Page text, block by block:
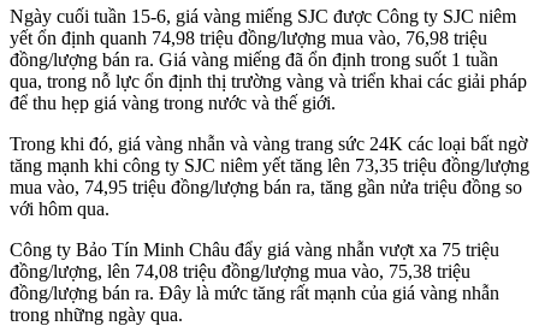
Ngày cuối tuần 15-6, giá vàng miếng SJC được Công ty SJC niêm
yết ổn định quanh 74,98 triệu đồng/lượng mua vào, 76,98 triệu
đồng/lượng bán ra. Giá vàng miếng đã ổn định trong suốt 1 tuần
qua, trong nỗ lực ổn định thị trường vàng và triển khai các giải pháp
để thu hẹp giá vàng trong nước và thế giới.
Trong khi đó, giá vàng nhẫn và vàng trang sức 24K các loại bất ngờ
tăng mạnh khi công ty SJC niêm yết tăng lên 73,35 triệu đồng/lượng
mua vào, 74,95 triệu đồng/lượng bán ra, tăng gần nửa triệu đồng so
với hôm qua.
Công ty Bảo Tín Minh Châu đẩy giá vàng nhẫn vượt xa 75 triệu
đồng/lượng, lên 74,08 triệu đồng/lượng mua vào, 75,38 triệu
đồng/lượng bán ra. Đây là mức tăng rất mạnh của giá vàng nhẫn
trong những ngày qua.